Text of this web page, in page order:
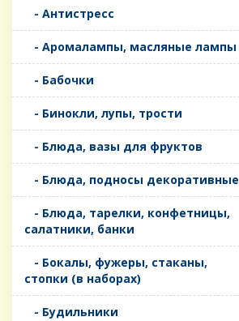
- Антистресс
- Аромалампы, масляные лампы
- Бабочки
- Бинокли, лупы, трости
- Блюда, вазы для фруктов
- Блюда, подносы декоративные
- Блюда, тарелки, конфетницы,
салатники, банки
- Бокалы, фужеры, стаканы,
стопки (в наборах)
- Будильники